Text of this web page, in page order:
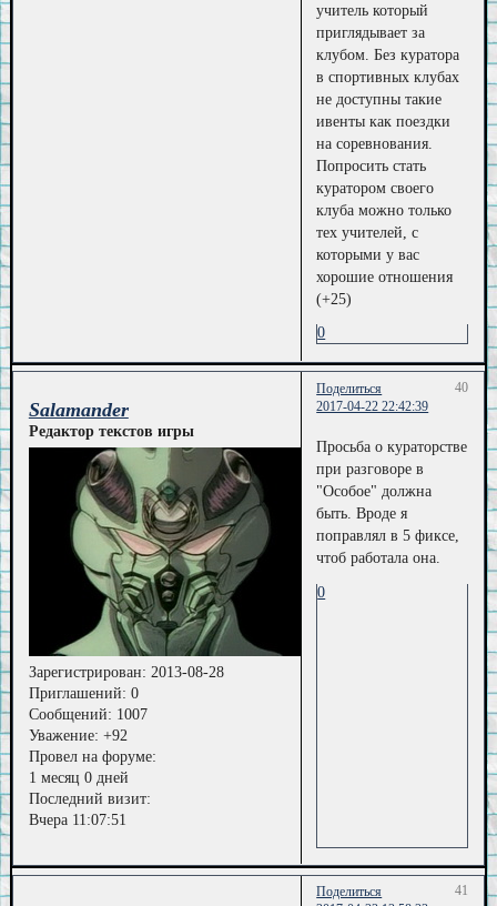
учитель который
приглядывает за
клубом. Без куратора
в спортивных клубах
не доступны такие
ивенты как поездки
на соревнования.
Попросить стать
куратором своего
клуба можно только
тех учителей, с
которыми у вас
хорошие отношения
(+25)
0
Поделиться
40
2017-04-22 22:42:39
Salamander
Редактор текстов игры
Зарегистрирован: 2013-08-28
Приглашений: 0
Сообщений: 1007
Уважение: +92
Провел на форуме:
1 месяц 0 дней
Последний визит:
Вчера 11:07:51
Просьба о кураторстве
при разговоре в
"Особое" должна
быть. Вроде я
поправлял в 5 фиксе,
чтоб работала она.
0
Поделиться
41